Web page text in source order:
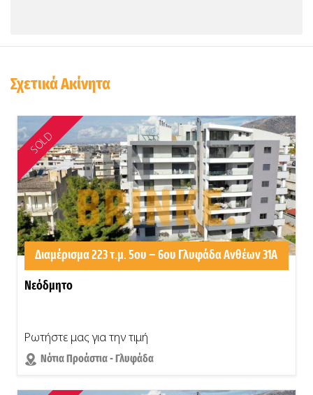
Σχετικά Ακίνητα
SOLD
Διαμέρισμα 223 τ.μ. 5ου – 6ου Γλυφάδα Ανθέων 31Α
Νεόδμητο
Ρωτήστε μας για την τιμή
Νότια Προάστια - Γλυφάδα